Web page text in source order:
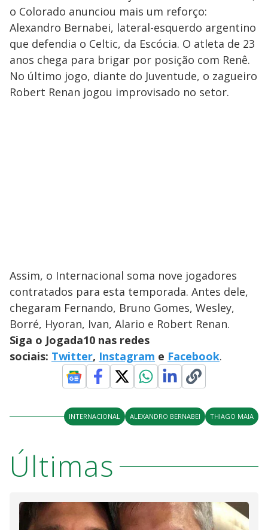
o Colorado anunciou mais um reforço:
Alexandro Bernabei, lateral-esquerdo argentino
que defendia o Celtic, da Escócia. O atleta de 23
anos chega para brigar por posição com Renê.
No último jogo, diante do Juventude, o zagueiro
Robert Renan jogou improvisado no setor.
Assim, o Internacional soma nove jogadores
contratados para esta temporada. Antes dele,
chegaram Fernando, Bruno Gomes, Wesley,
Borré, Hyoran, Ivan, Alario e Robert Renan.
Siga o Jogada10 nas redes
sociais: Twitter, Instagram e Facebook.
INTERNACIONAL ALEXANDRO BERNABEI THIAGO MAIA
Últimas